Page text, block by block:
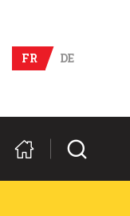
FR
DE
Rechercher